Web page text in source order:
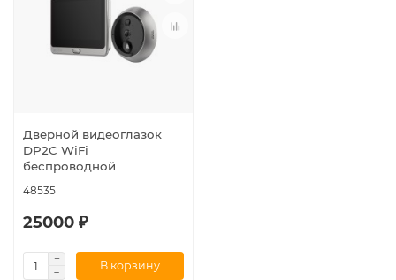
Дверной видеоглазок
DP2C WiFi
беспроводной
48535
25000 ₽
В корзину